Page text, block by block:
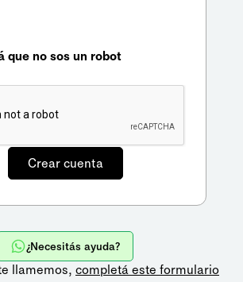
que no sos un robot
¿Necesitás ayuda?
llamemos, completá este formulario